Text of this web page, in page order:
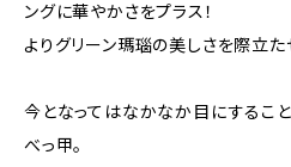
ングに華やかさをプラス！
よりグリーン瑪瑙の美しさを際立た
今となってはなかなか目にするこ
べっ甲。